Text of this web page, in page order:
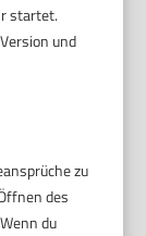
startet.
und
zu
des
du